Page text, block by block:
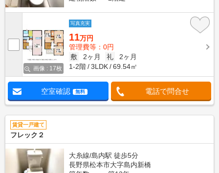
画像 : 17枚
写真充実
11万円
管理費等：0円
敷
2ヶ月 礼
2ヶ月
1-2階
3LDK 69.54㎡
空室確認 無料 電話で問合せ
賃貸一戸建て
フレック２
大糸線/島内駅 徒歩5分
長野県松本市大字島内新橋